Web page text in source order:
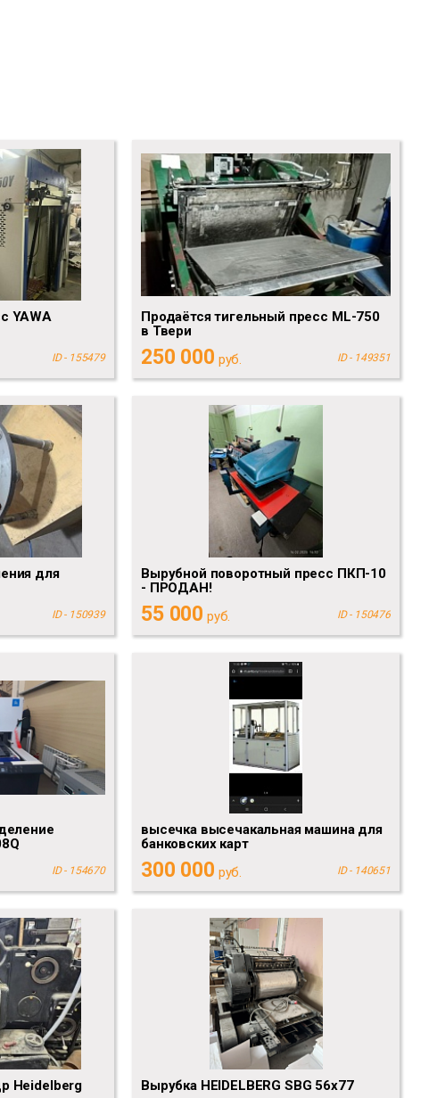
YAWA
ID - 155479
Продаётся тигельный пресс ML-750
в Твери
250 000 руб. ID - 149351
для
ID - 150939
Вырубной поворотный пресс ПКП-10
- ПРОДАН!
55 000 руб. ID - 150476
ID - 154670
высечка высечакальная машина для
банковских карт
300 000 руб. ID - 140651
Heidelberg Вырубка HEIDELBERG SBG 56x77